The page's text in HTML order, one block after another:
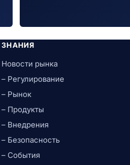
ЗНАНИЯ
Новости рынка
– Регулирование
– Рынок
– Продукты
– Внедрения
– Безопасность
– События